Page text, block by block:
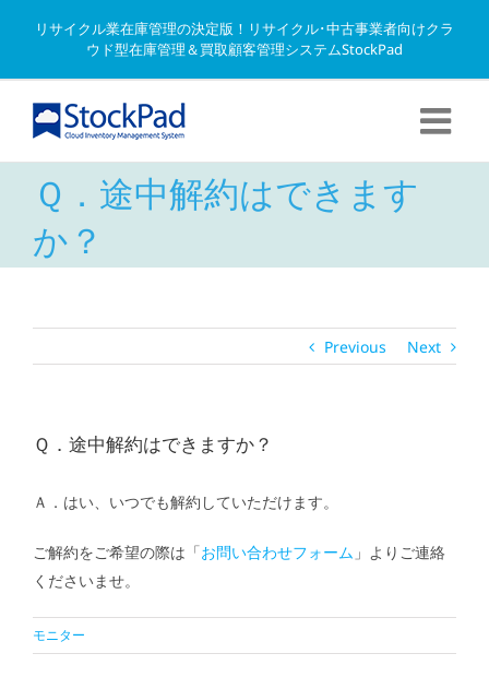
リサイクル業在庫管理の決定版！リサイクル･中古事業者向けクラ
ウド型在庫管理＆買取顧客管理システムStockPad
Ｑ．途中解約はできます
か？
Previous Next
Ｑ．途中解約はできますか？
Ａ．はい、いつでも解約していただけます。
ご解約をご希望の際は「お問い合わせフォーム 」よりご連絡
くださいませ。
モニター